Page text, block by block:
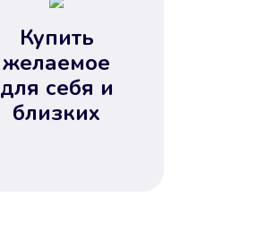
Купить
желаемое
для себя и
близких